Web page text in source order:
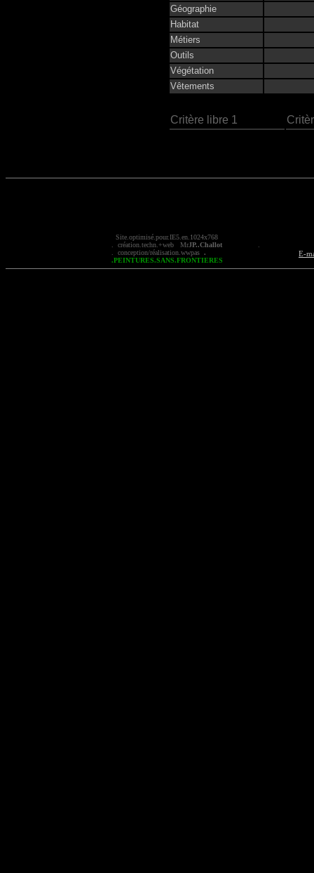
Géographie
Habitat
Métiers
Outils
Végétation
Vêtements
Critère libre 1
Site.optimisé.pour.IE5.en.1024x768
. création.techn.+web MrJP..Challot
.
. conception/réalisation.wwpas .
.PEINTURES.SANS.FRONTIERES
E-